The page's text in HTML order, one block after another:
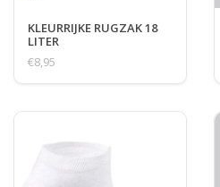
KLEURRIJKE RUGZAK 18
LITER
€8,95